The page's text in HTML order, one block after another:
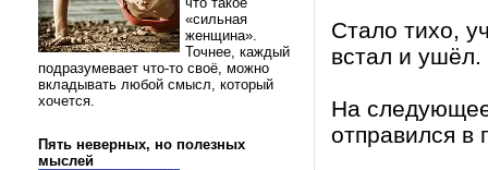
«сильная
женщина».
Точнее, каждый
подразумевает что-то своё, можно
вкладывать любой смысл, который
хочется.
Пять неверных, но полезных
мыслей
Стало тихо,
встал и ушёл.
На
отправился в